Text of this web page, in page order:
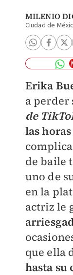
MILENIO
Ciudad de
Erika
a perder
de
las
de baile
uno de
en la
actriz le
que ella
hasta su